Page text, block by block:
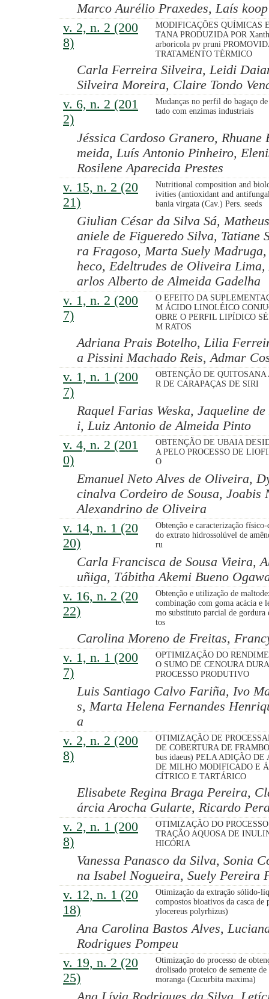
Marco Aurélio Praxedes, Laís koop
v. 2, n. 2 (200
8)
MODIFICAÇÕES QUÍMICAS
TANA PRODUZIDA POR
arboricola pv pruni
TRATAMENTO TÉRMICO
Carla Ferreira Silveira, Leidi
Silveira Moreira, Claire Tondo
v. 6, n. 2 (201
2)
Mudanças no perfil do bagaço
tado com enzimas industriais
Jéssica Cardoso Granero,
meida, Luís Antonio Pinheiro,
Rosilene Aparecida Prestes
v. 15, n. 2 (20
21)
Nutritional composition and
ivities (antioxidant and
bania virgata (Cav.) Pers. seeds
Giulian César da Silva Sá,
aniele de Figueredo Silva, Tatiane
ra Fragoso, Marta Suely
heco, Edeltrudes de Oliveira
arlos Alberto de Almeida Gadelha
v. 1, n. 2 (200
7)
O EFEITO DA
M ÁCIDO LINOLÉICO
OBRE O PERFIL LIPÍDICO
M RATOS
Adriana Prais Botelho, Lilia
a Pissini Machado Reis, Admar
v. 1, n. 1 (200
7)
OBTENÇÃO DE QUITOSANA
R DE CARAPAÇAS DE SIRI
Raquel Farias Weska, Jaqueline
i, Luiz Antonio de Almeida Pinto
v. 4, n. 2 (201
0)
OBTENÇÃO DE UBAIA
A PELO PROCESSO DE
O
Emanuel Neto Alves de Oliveira,
cinalva Cordeiro de Sousa, Joabis
Alexandrino de Oliveira
v. 14, n. 1 (20
20)
Obtenção e caracterização
do extrato hidrossolúvel de
ru
Carla Francisca de Sousa Vieira,
uñiga, Tábitha Akemi Bueno
v. 16, n. 2 (20
22)
Obtenção e utilização de
combinação com goma acácia e
mo substituto parcial de gordura
tos
Carolina Moreno de Freitas,
v. 1, n. 1 (200
7)
OPTIMIZAÇÃO DO
O SUMO DE CENOURA
PROCESSO PRODUTIVO
Luis Santiago Calvo Fariña, Ivo
s, Marta Helena Fernandes
a
v. 2, n. 2 (200
8)
OTIMIZAÇÃO DE
DE COBERTURA DE
bus idaeus) PELA ADIÇÃO DE
DE MILHO MODIFICADO E
CÍTRICO E TARTÁRICO
Elisabete Regina Braga Pereira,
árcia Arocha Gularte, Ricardo
v. 2, n. 1 (200
8)
OTIMIZAÇÃO DO
TRAÇÃO AQUOSA DE
HICÓRIA
Vanessa Panasco da Silva, Sonia
na Isabel Nogueira, Suely Pereira
v. 12, n. 1 (20
18)
Otimização da extração sólido-
compostos bioativos da casca de
ylocereus polyrhizus)
Ana Carolina Bastos Alves,
Rodrigues Pompeu
v. 19, n. 2 (20
25)
Otimização do processo de
drolisado proteico de semente de
moranga (Cucurbita maxima)